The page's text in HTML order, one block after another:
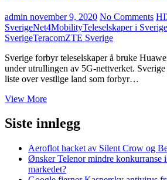
admin november 9, 2020 No Comments
SverigeNet4MobilityTeleselskaper i Sverige
SverigeTeracomZTE Sverige
Sverige forbyr teleselskaper å bruke
under utrullingen av 5G-nettverket.
liste over vestlige land som forbyr…
View MoreSverige
teleselskaper
å
Huawei
&
ZTE
Siste innlegg
Aeroflot hacket av Silent Crow og
Ønsker Telenor mindre konkurranse
markedet?